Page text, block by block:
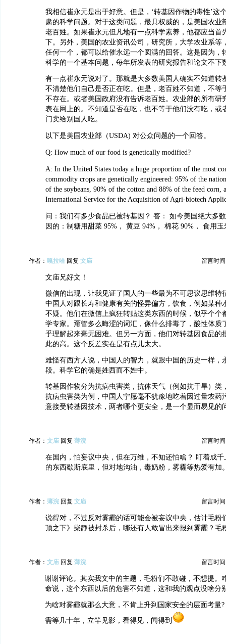
我相信崔永元是出于好意。但是，‘转基因作物的毒性’这
肃的科学问题。对于这类问题，最具权威的，是美国农业
老百姓。如果崔永元但凡地有一点科学素养，他都应当首
下。另外，美国的农业资讯公司，研究所，大学农业系等
任何一个，都可以给催永远一个圆满的回答。这是因为，
科学的一个基本问题，每年所发表的研究报告和论文不下
有一点崔永元说对了。那就是大多数美国人确实不知道转
不清楚他们自己是否正在吃。但是，老百姓不知道，不等
不存在。或者美国政府没有告诉老百姓。农业部的所有研
表在网上的。不知道是否在吃，也不等于他们没有吃，或
门卖给别国人吃。
以下是美国农业部（USDA) 对公众问题的一个回答。
Q: How much of our food is genetically modified?
A: In the United States today a huge proportion of the most
commodity crops are genetically engineered: 95% of the
of the soybeans, 90% of the cotton and 88% of the feed corn,
International Service for the Acquisition of Agri-biotech
问：我们有多少食品已被转基因？ 答： 如今美国绝大多
因的：制糖用甜菜 95%， 黄豆 94%， 棉花 90%， 食用玉
作者： 嘎拉哈 回复 文庙 留言时间
文庙兄好文！
微信的出现，让我见证了国人的一些最为不可思议思维特
中国人对跟长寿和健康有关的怪异偏方，饮食，例如某种
不疑。他们在微信上疯狂转贴这类东西的时候，似乎个个
学专家。甭管多么晦涩的词汇，像什么排毒了，酸性体质
乎理解起来毫无困难。但另一方面，他们对转基因食品的
此的高。这个反差实在是有点儿太大。
难怪有西方人说，中国人的智力，就跟中国的历史一样，
段。科学它的确是姓西而不姓中。
转基因作物分为抗病虫害类，抗体天气（例如抗干旱）类
抗病虫害类为例，中国人宁愿毫不犹豫地吃着因过量农药
意接受转基因技术，两者哪个更安全，是一个显而易见的
作者： 文庙 回复 薄浣 留言时间
在国内，怕妄议中央，但在万维，不知还怕啥？ 盯着成
的东西歇斯底里，但对地沟油，毒奶粉，雾霾等热爱有加
作者： 薄浣 回复 文庙 留言时间
说得对，不过反对雾霾的话可能会被妄议中央，估计毛粉
顶之下》柴静被封杀后，哪还有人敢冒出来报到雾霾？毛
作者： 文庙 回复 薄浣 留言时间
谢谢评论。其实我文中的主题，毛粉们不敢碰，不想提。
命说，这个东西以后的危害不知道，这和我的观点没啥分
为啥对雾霾就那么大意，不肯上升到国家安全的层面考量
需等几十年，立竿见影，看得见，闻得到